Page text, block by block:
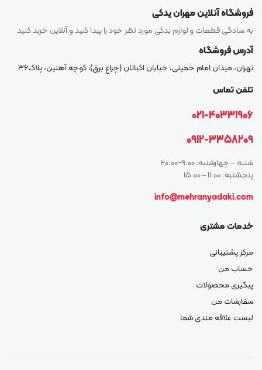
فروشگاه آنلاین مهران یدکی
به سادگی قطعات و لوازم یدکی مورد نظر خود را پیدا کنید و آنلاین خرید کنید
آدرس فروشگاه
تهران، میدان امام خمینی، خیابان اکباتان (چراغ برق)، کوچه آهنین، پلاک۳۶
تلفن تماس
021-40331906
0912-3358209
شنبه – چهارشنبه: 9:00-20:00
پنجشنبه: 11:00 – 15:00
info@mehranyadaki.com
خدمات مشتری
مرکز پشتیبانی
حساب من
پیگیری محصولات
سفارشات من
لیست علاقه مندی شما